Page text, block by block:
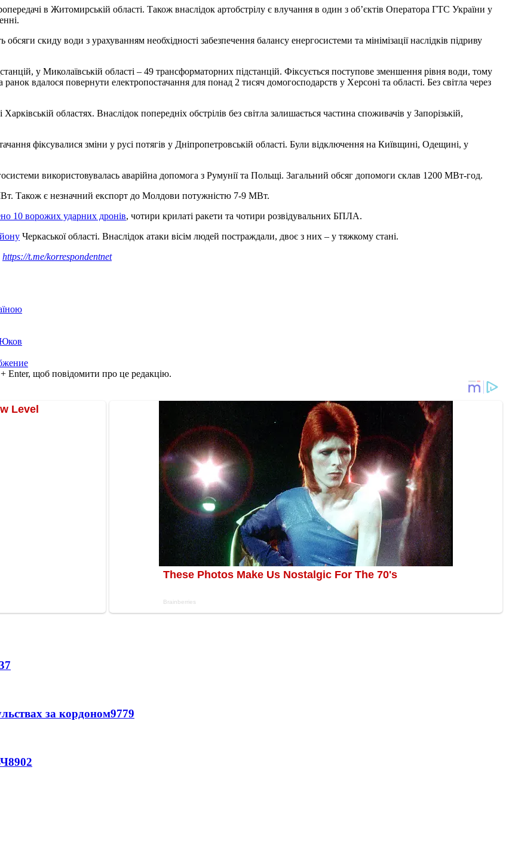
в Житомирській області. Також внаслідок артобстрілу є влучання в один з об’єктів Оператора ГТС України у
скиду води з урахуванням необхідності забезпечення балансу енергосистеми та мінімізації наслідків підриву
у Миколаївській області – 49 трансформаторних підстанцій. Фіксується поступове зменшення рівня води, тому
вдалося повернути електропостачання для понад 2 тисяч домогосподарств у Херсоні та області. Без світла через
областях. Внаслідок попередніх обстрілів без світла залишається частина споживачів у Запорізькій,
фіксувалися зміни у русі потягів у Дніпропетровській області. Були відключення на Київщині, Одещині, у
використовувалась аварійна допомога з Румунії та Польщі. Загальний обсяг допомоги склав 1200 МВт-год.
Також є незначний експорт до Молдови потужністю 7-9 МВт.
10 ворожих ударних дронів, чотири крилаті ракети та чотири розвідувальних БПЛА.
Черкаської області. Внаслідок атаки вісім людей постраждали, двоє з них – у тяжкому стані.
https://t.me/korrespondentnet
Юков
Enter, щоб повідомити про це редакцію.
за кордоном9779
8902